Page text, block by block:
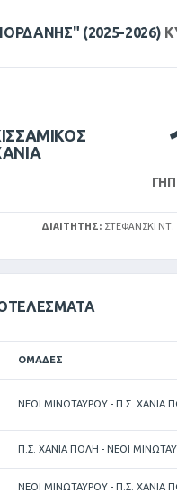
(2025-2026)
ΔΙΑΙΤΗΤΉΣ: ΣΤΕΦΑΝΣΚΙ ΝΤ.
ΟΜΆΔΕΣ
ΝΕΟΙ ΜΙΝΩΤΑΥΡΟΥ - Π.Σ. ΧΑΝΙΑ
Π.Σ. ΧΑΝΙΑ ΠΟΛΗ - ΝΕΟΙ
ΝΕΟΙ ΜΙΝΩΤΑΥΡΟΥ - Π.Σ. ΧΑΝΙΑ